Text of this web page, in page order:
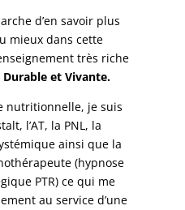
d’en savoir plus
mieux dans cette
très riche
et Vivante.
nutritionnelle, je suis
l’AT, la PNL, la
ainsi que la
(hypnose
PTR) ce qui me
au service d’une